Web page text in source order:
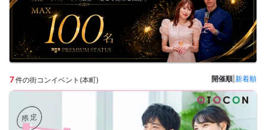
7件の街コンイベント(本町) 開催順 新着順